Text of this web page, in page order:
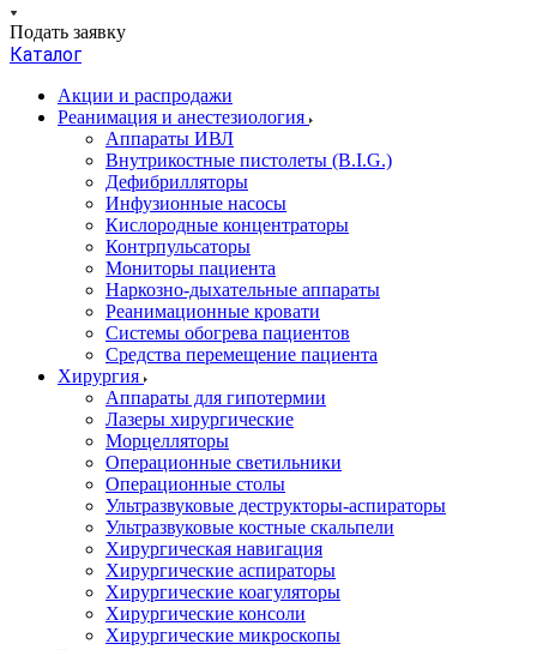
Подать заявку
Каталог
Акции и распродажи
Реанимация и анестезиология
Аппараты ИВЛ
Внутрикостные пистолеты (B.I.G.)
Дефибрилляторы
Инфузионные насосы
Кислородные концентраторы
Контрпульсаторы
Мониторы пациента
Наркозно-дыхательные аппараты
Реанимационные кровати
Системы обогрева пациентов
Средства перемещение пациента
Хирургия
Аппараты для гипотермии
Лазеры хирургические
Морцелляторы
Операционные светильники
Операционные столы
Ультразвуковые деструкторы-аспираторы
Ультразвуковые костные скальпели
Хирургическая навигация
Хирургические аспираторы
Хирургические коагуляторы
Хирургические консоли
Хирургические микроскопы